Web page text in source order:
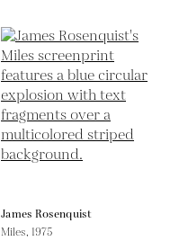
James Rosenquist
Miles, 1975